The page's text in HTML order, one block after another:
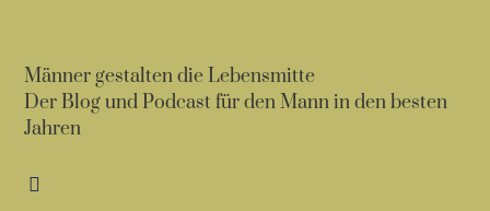
Männer gestalten die Lebensmitte
Der Blog und Podcast für den Mann in den besten
Jahren